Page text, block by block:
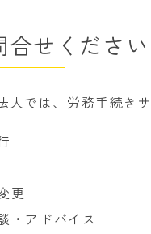
合せください
人では、労務手続き
更
・アドバイス